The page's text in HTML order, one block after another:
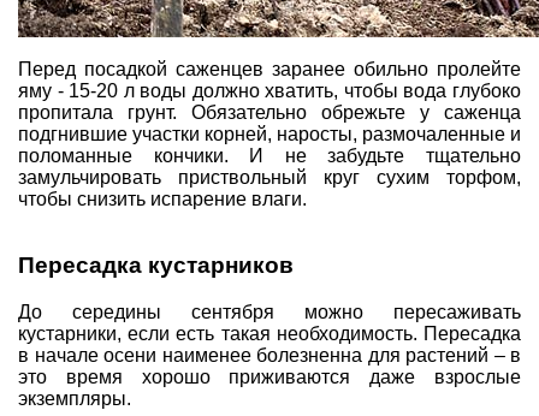
Перед посадкой саженцев заранее обильно пролейте
яму - 15-20 л воды должно хватить, чтобы вода глубоко
пропитала грунт. Обязательно обрежьте у саженца
подгнившие участки корней, наросты, размочаленные и
поломанные кончики. И не забудьте тщательно
замульчировать приствольный круг сухим торфом,
чтобы снизить испарение влаги.
Пересадка кустарников
До середины сентября можно пересаживать
кустарники, если есть такая необходимость. Пересадка
в начале осени наименее болезненна для растений – в
это время хорошо приживаются даже взрослые
экземпляры.